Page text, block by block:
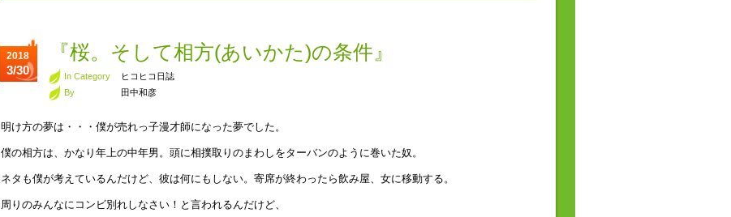
2018
3/30
『桜。そして相方(あいかた)の条件』
In Category
ヒコヒコ日誌
By
田中和彦
明け方の夢は・・・僕が売れっ子漫才師になった夢でした。
僕の相方は、かなり年上の中年男。頭に相撲取りのまわしをターバンのように巻いた奴。
ネタも僕が考えているんだけど、彼は何にもしない。寄席が終わったら飲み屋、女に移動する。
周りのみんなにコンビ別れしなさい！と言われるんだけど、